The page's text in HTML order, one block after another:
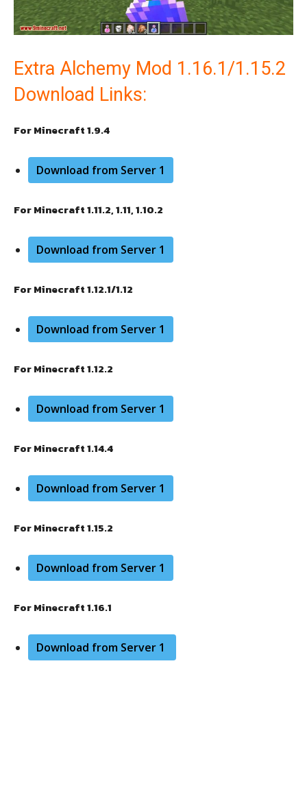
Extra Alchemy Mod 1.16.1/1.15.2
Download Links:
For Minecraft 1.9.4
Download from Server 1
For Minecraft 1.11.2, 1.11, 1.10.2
Download from Server 1
For Minecraft 1.12.1/1.12
Download from Server 1
For Minecraft 1.12.2
Download from Server 1
For Minecraft 1.14.4
Download from Server 1
For Minecraft 1.15.2
Download from Server 1
For Minecraft 1.16.1
Download from Server 1